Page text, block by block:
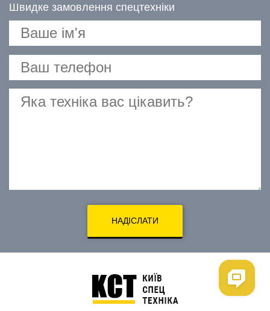
Швидке замовлення спецтехніки
НАДІСЛАТИ